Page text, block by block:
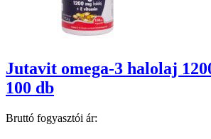
Jutavit omega-3 halolaj
100 db
Bruttó fogyasztói ár: